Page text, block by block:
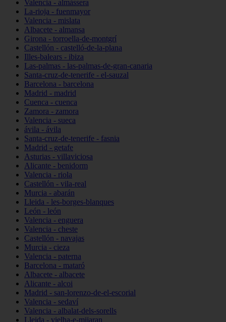
Valencia - almàssera
La-rioja - fuenmayor
Valencia - mislata
Albacete - almansa
Girona - torroella-de-montgrí
Castellón - castelló-de-la-plana
Illes-balears - ibiza
Las-palmas - las-palmas-de-gran-canaria
Santa-cruz-de-tenerife - el-sauzal
Barcelona - barcelona
Madrid - madrid
Cuenca - cuenca
Zamora - zamora
Valencia - sueca
ávila - ávila
Santa-cruz-de-tenerife - fasnia
Madrid - getafe
Asturias - villaviciosa
Alicante - benidorm
Valencia - riola
Castellón - vila-real
Murcia - abarán
Lleida - les-borges-blanques
León - león
Valencia - enguera
Valencia - cheste
Castellón - navajas
Murcia - cieza
Valencia - paterna
Barcelona - mataró
Albacete - albacete
Alicante - alcoi
Madrid - san-lorenzo-de-el-escorial
Valencia - sedaví
Valencia - albalat-dels-sorells
Lleida - vielha-e-mijaran